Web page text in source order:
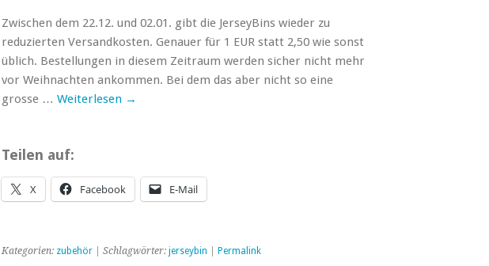
Zwischen dem 22.12. und 02.01. gibt die JerseyBins wieder zu
reduzierten Versandkosten. Genauer für 1 EUR statt 2,50 wie sonst
üblich. Bestellungen in diesem Zeitraum werden sicher nicht mehr
vor Weihnachten ankommen. Bei dem das aber nicht so eine
grosse … Weiterlesen →
Teilen auf:
X Facebook E-Mail
Kategorien: zubehör| Schlagwörter: jerseybin Permalink